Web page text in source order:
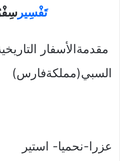
تَفْسِير
مقدمةالأسفار
السبي(مملكةفارس)
عزرا-نحميا- استير